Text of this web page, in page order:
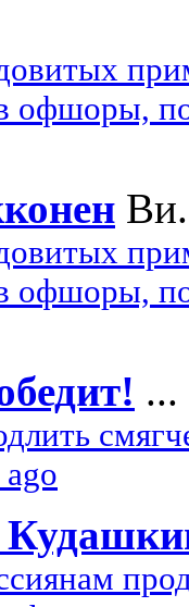
офшоры,
офшоры,
...